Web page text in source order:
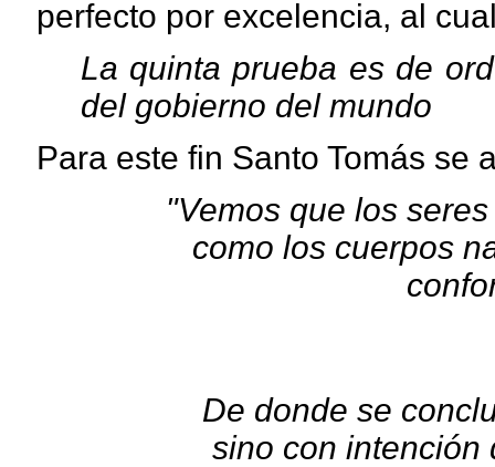
perfecto por excelencia, al
La quinta prueba es de
del gobierno del mundo
Para este fin Santo Tomás se
"Vemos que los
como los cuerpos
De donde se
sino con intención